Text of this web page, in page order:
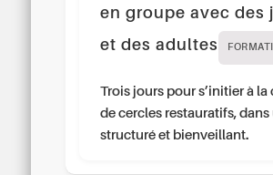
en groupe avec des
et des adultes
Trois jours pour s’initier à
de cercles restauratifs, dans
structuré et bienveillant.